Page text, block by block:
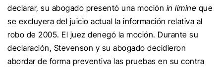
declarar, su abogado presentó una moción in limine que
se excluyera del juicio actual la información relativa al
robo de 2005. El juez denegó la moción. Durante su
declaración, Stevenson y su abogado decidieron
abordar de forma preventiva las pruebas en su contra